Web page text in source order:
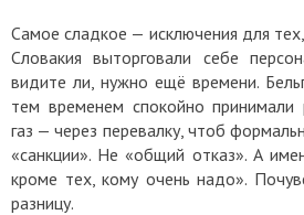
Самое сладкое — исключения для
Словакия выторговали себе
видите ли, нужно ещё времени.
тем временем спокойно принимали
газ — через перевалку, чтоб
«санкции». Не «общий отказ». А
кроме тех, кому очень надо».
разницу.